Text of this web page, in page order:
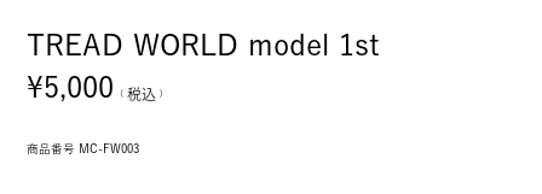
TREAD WORLD model 1st
¥5,000 税込
商品番号 MC-FW003